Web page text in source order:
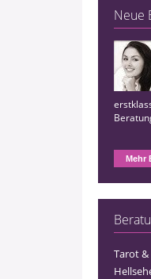
Neue
Mehr
Tarot &